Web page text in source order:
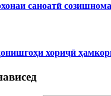
саноатӣ
хориҷӣ